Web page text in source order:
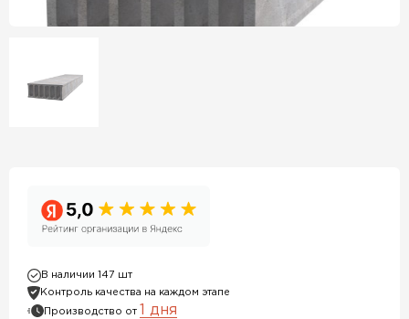
В наличии 147 шт
Контроль качества на каждом этапе
Производство от 1 дня